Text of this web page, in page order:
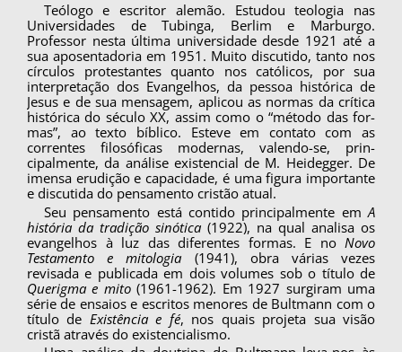
Teólogo e escritor alemão. Estudou teologia nas
Universidades de Tubinga, Berlim e Marburgo.
Professor nesta última universidade desde 1921 até a
sua aposentadoria em 1951. Muito discutido, tanto nos
círculos protestantes quanto nos católicos, por sua
interpretação dos Evangelhos, da pessoa histórica de
Jesus e de sua mensagem, aplicou as normas da crítica
histórica do século XX, assim como o “método das for-
mas”, ao texto bíblico. Esteve em contato com as
correntes filosóficas modernas, valendo-se, prin­
cipalmente, da análise existencial de M. Heidegger. De
imensa erudição e capacidade, é uma figura importante
e discutida do pensamen­to cristão atual.
Seu pensamento está contido principalmente em A
história da tradição sinótica (1922), na qual analisa os
evangelhos à luz das diferentes formas. E no Novo
Testamento e mitologia (1941), obra várias vezes
revisada e publicada em dois volu­mes sob o título de
Querigma e mito(1961-1962). Em 1927 surgiram uma
série de ensaios e escri­tos menores de Bultmann com o
título de Exis­tência e fé, nos quais projeta sua visão
cristã atra­vés do existencialismo.